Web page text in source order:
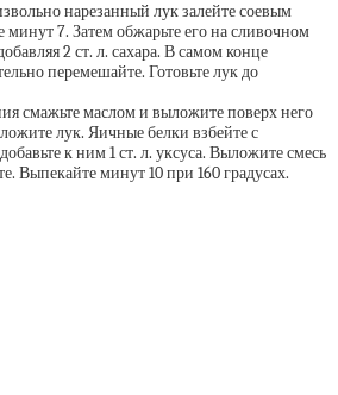
нарезанный лук залейте соевым
минут 7. Затем обжарьте его на сливочном
2 ст. л. сахара. В самом конце
перемешайте. Готовьте лук до
смажьте маслом и выложите поверх него
лук. Яичные белки взбейте с
к ним 1 ст. л. уксуса. Выложите смесь
Выпекайте минут 10 при 160 градусах.